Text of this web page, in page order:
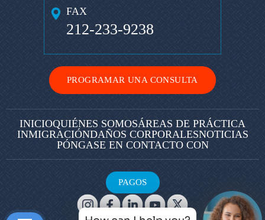
FAX
212-233-9238
PROGRAMAR UNA CONSULTA
INICIOQUIÉNES SOMOSÁREAS DE PRÁCTICA
INMIGRACIÓNDAÑOS CORPORALESNOTICIAS
PÓNGASE EN CONTACTO CON
PAGOS